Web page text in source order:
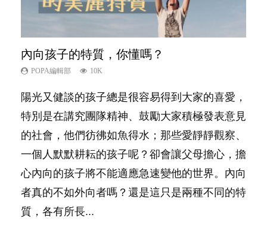
內向孩子的特質，你懂嗎？
POPA編輯部 10K
陽光又健談的孩子總是很容易得到大家的喜愛，
特別是在講究團隊精神、鼓勵大家積極發表意見
的社會，他們彷彿如魚得水；那些愛靜靜觀察、
一個人默默耕耘的孩子呢？卻會讓父母擔心，擔
心內向的孩子將不能適應急速變他的世界。內向
者真的不如外向者嗎？還是這只是兩種不同的特
質，各有所長...
夫妻必看！經營婚姻，沒捷徑
POPA編輯部 22.9K
你是不是也曾經以為只要跟相愛的人結婚，就自
然能走到白頭，但生了孩子卻發現事情不如你所
料？ 經營婚姻，不如我們想像的簡單，卻也不
是大家說得那麼難。一起來認識婚姻的真相！...
愛孩子也別忘了愛自己，父母如何關顧自
己的身心靈？
照顧孩子衣食住行、陪同兒女應對功課測驗，還
要陪玩製造親子時間，尚要處理家中雜項要
務……當父母的，有千百個任務要做。可惜，有
一樣重要至極的，總被遺漏——關注自己的情緒
和心理健康。...
新手父母不用怕
POPA編輯部 16.3K
相信許多人初為人父母，由懷孕開始到孩子呱呱
落地，心中都有數之不盡的問題～這裡一次過集
合我們以往製作過的相關短片。 這段路讓我們
跟你同行～...
想孩子學好外語，點做好？
POPA編輯部 9.9K
有人話學多種語言越早開始越好，有人卻說一時
間太多語言，會令孩子感到混淆，到底誰是誰
非？聽聽專家怎樣說，解開語言學習的迷思～...